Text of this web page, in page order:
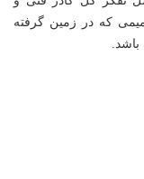
که در زمین گرفته
باشد.